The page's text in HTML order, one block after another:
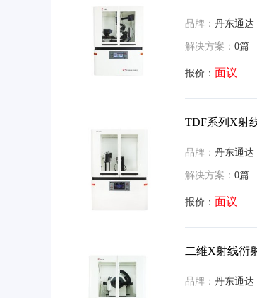
品牌： 丹东通达
解决方案： 0篇
报价： 面议
TDF系列X射
品牌： 丹东通达
解决方案： 0篇
报价： 面议
二维X射线衍
品牌： 丹东通达